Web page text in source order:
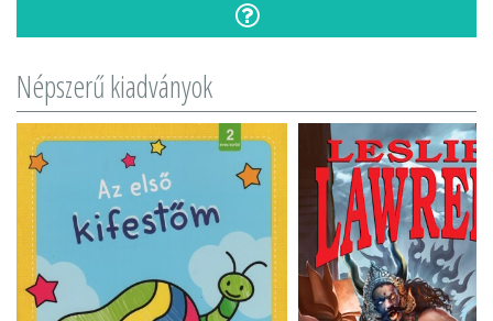
Népszerű kiadványok